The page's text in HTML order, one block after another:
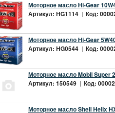
Моторное масло Hi-Gear
Артикул: HG1114 | Код:
Моторное масло Hi-Gear
Артикул: HG0544 | Код:
Моторное масло Mobil Super
Артикул: 150549 | Код:
Моторное масло Shell Helix